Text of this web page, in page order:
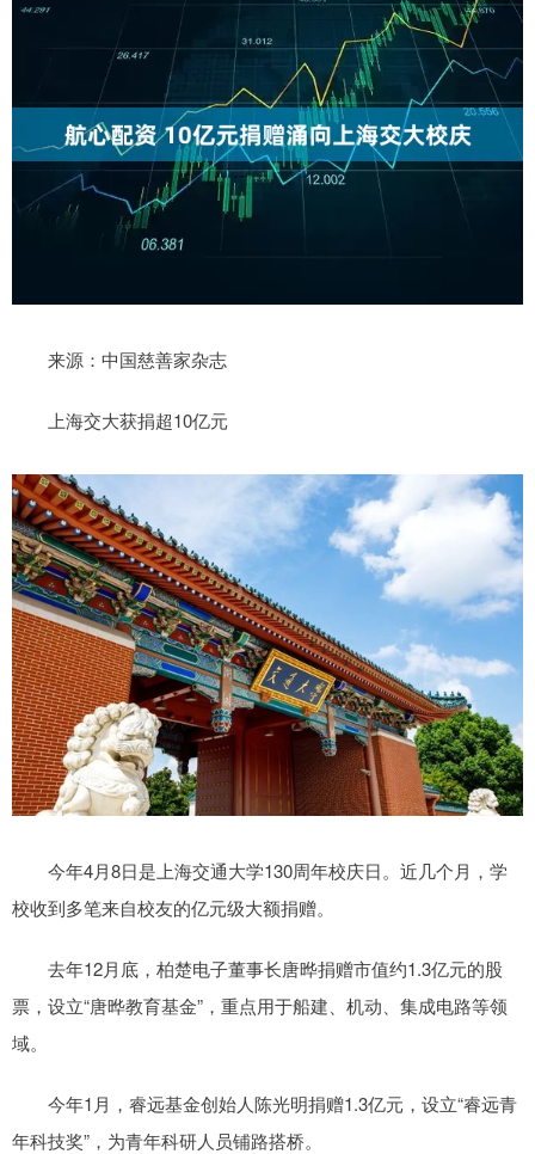
来源：中国慈善家杂志
上海交大获捐超10亿元
今年4月8日是上海交通大学130周年校庆日。近几个月，学
校收到多笔来自校友的亿元级大额捐赠。
去年12月底，柏楚电子董事长唐晔捐赠市值约1.3亿元的股
票，设立“唐晔教育基金”，重点用于船建、机动、集成电路等领
域。
今年1月，睿远基金创始人陈光明捐赠1.3亿元，设立“睿远青
年科技奖”，为青年科研人员铺路搭桥。